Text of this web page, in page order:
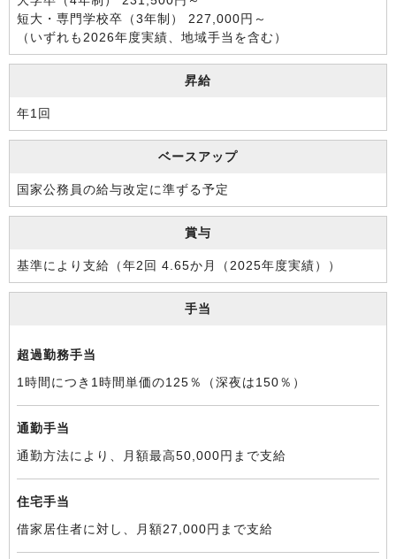
短大・専門学校卒（3年制） 227,000円～
（いずれも2026年度実績、地域手当を含む）
昇給
年1回
ベースアップ
国家公務員の給与改定に準ずる予定
賞与
基準により支給（年2回 4.65か月（2025年度実績））
手当
超過勤務手当
1時間につき1時間単価の125％（深夜は150％）
通勤手当
通勤方法により、月額最高50,000円まで支給
住宅手当
借家居住者に対し、月額27,000円まで支給